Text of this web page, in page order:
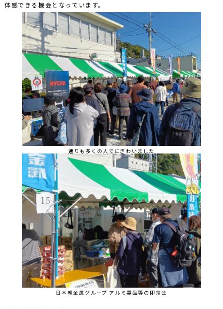
体感できる機会となっています。
通りも多くの人でにぎわいました
日本軽金属グループ アルミ製品等の即売会